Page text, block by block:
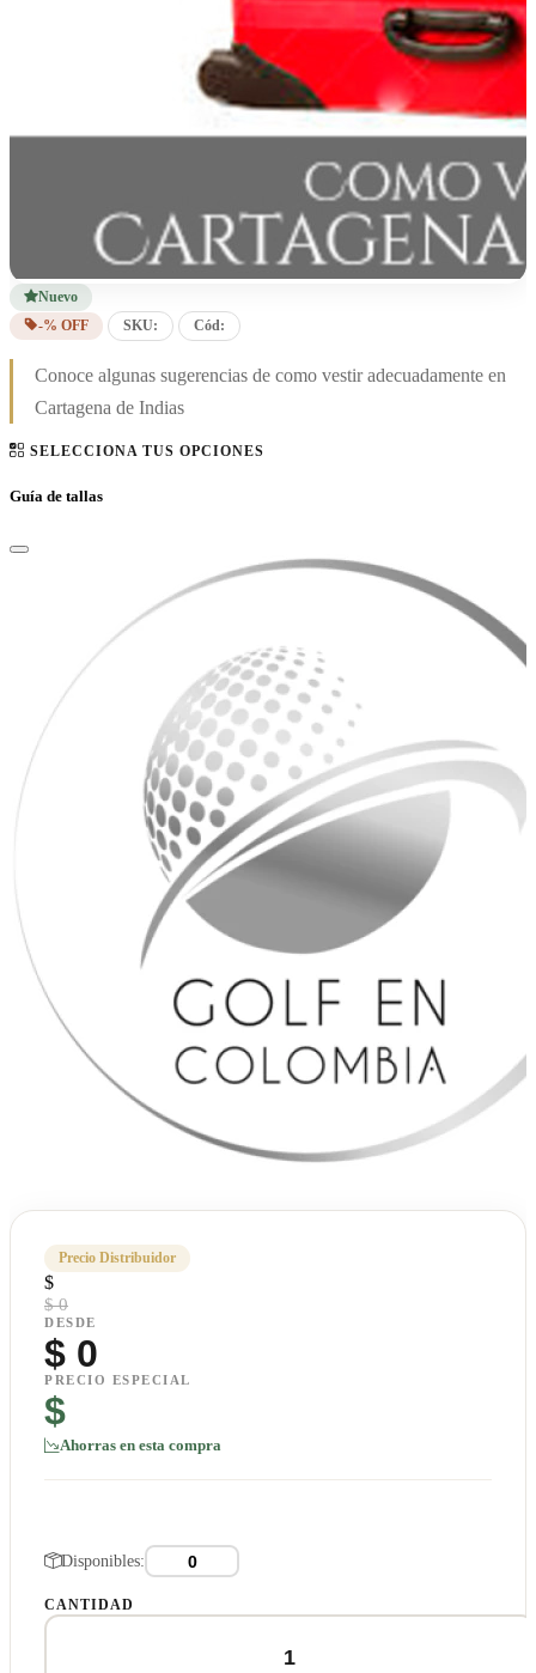
Nuevo
-% OFF
SKU: Cód:
Conoce algunas sugerencias de como vestir adecuadamente en
Cartagena de Indias
SELECCIONA TUS OPCIONES
Guía de tallas
Precio Distribuidor
$
$ 0
DESDE
$ 0
PRECIO ESPECIAL
$
Ahorras en esta compra
Disponibles:
CANTIDAD